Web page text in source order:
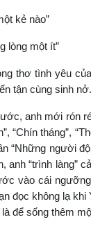
kẻ nào”
lòng một ít”
thơ tình yêu
tận cùng sinh nở.
anh mới rón
“Chín tháng”,
“Những người
anh “trình làng”
vào cái
đọc không lạ
để sống thêm